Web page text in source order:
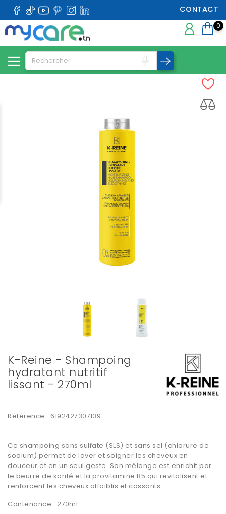
CONTACT
0
K-Reine - Shampoing
hydratant nutritif
lissant - 270ml
Référence : 6192427307139
Ce shampoing sans sulfate (SLS) et sans sel (chlorure de
sodium) permet de laver et soigner les cheveux en
douceur et en un seul geste. Son mélange est enrichit par
le beurre de karité et la provitamine B5 qui revitalisent et
renforcent les cheveux affaiblis et cassants
Contenance : 270ml